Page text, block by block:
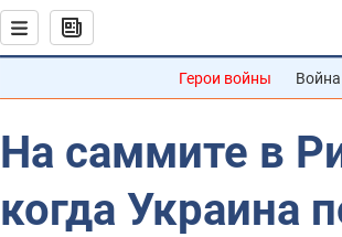
Герои войны
На саммите в
когда Украина